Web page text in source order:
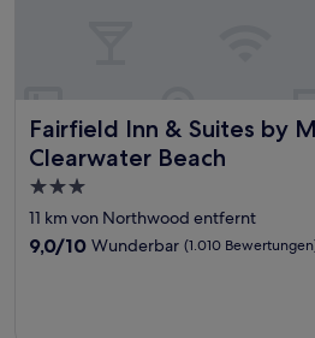
Fairfield Inn & Suites by
Clearwater Beach
Fairfield Inn & Suites by Marriott
3.0-
Sterne-
Unterkunft
11 km von Northwood entfernt
9.0
9,0/10 Wunderbar (1.010